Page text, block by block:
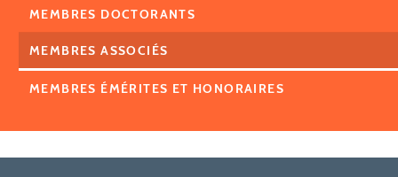
MEMBRES DOCTORANTS
MEMBRES ASSOCIÉS
MEMBRES ÉMÉRITES ET HONORAIRES